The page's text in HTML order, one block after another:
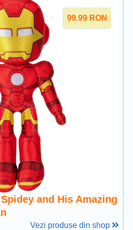
99.99 RON
and His Amazing
Vezi produse din shop